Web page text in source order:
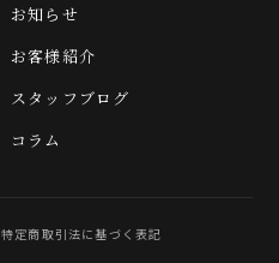
お知らせ
お客様紹介
スタッフブログ
コラム
特定商取引法に基づく表記